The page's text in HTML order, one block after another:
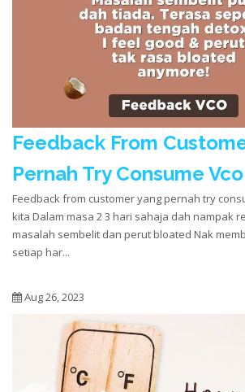
Feedback From
Pernah Try Consume Vco
Feedback from customer yang pernah try
kita Dalam masa 2 3 hari sahaja dah nampak
masalah sembelit dan perut bloated Nak
setiap har...
Aug 26, 2023